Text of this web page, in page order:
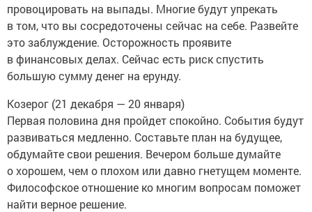
провоцировать на выпады. Многие будут упрекать
в том, что вы сосредоточены сейчас на себе. Развейте
это заблуждение. Осторожность проявите
в финансовых делах. Сейчас есть риск спустить
большую сумму денег на ерунду.
Козерог (21 декабря — 20 января)
Первая половина дня пройдет спокойно. События будут
развиваться медленно. Составьте план на будущее,
обдумайте свои решения. Вечером больше думайте
о хорошем, чем о плохом или давно гнетущем моменте.
Философское отношение ко многим вопросам поможет
найти верное решение.